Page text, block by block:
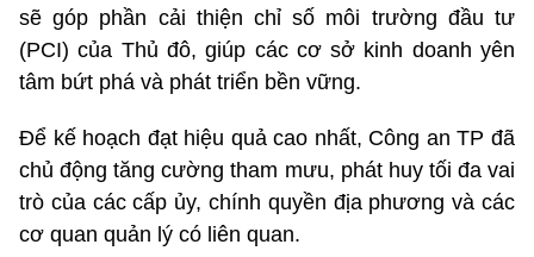
sẽ góp phần cải thiện chỉ số môi trường đầu tư
(PCI) của Thủ đô, giúp các cơ sở kinh doanh yên
tâm bứt phá và phát triển bền vững.
Để kế hoạch đạt hiệu quả cao nhất, Công an TP đã
chủ động tăng cường tham mưu, phát huy tối đa vai
trò của các cấp ủy, chính quyền địa phương và các
cơ quan quản lý có liên quan.